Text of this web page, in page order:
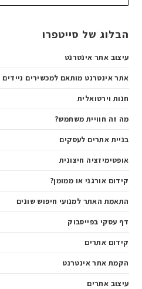
הבלוג של סייטפרו
עיצוב אתר אינטרנט
אתר אינטרנט מותאם למכשירים ניידים
חנות וירטואלית
מה זה חוויית משתמש?
בניית אתרים לעסקים
אופטימיזציה חיצונית
קידום אורגני או ממומן?
התאמת האתר למנועי חיפוש שונים
דף עסקי בפייסבוק
קידום אתרים
הקמת אתר אינטרנט
עיצוב אתרים